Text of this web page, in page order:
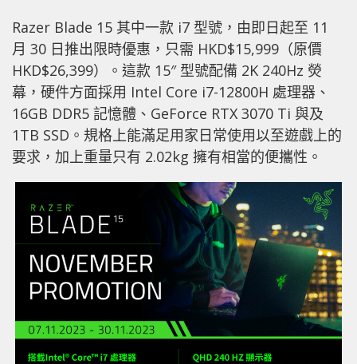
Razer Blade 15 其中一款 i7 型號，由即日起至 11
月 30 日推出限時優惠，只需 HKD$15,999（原價
HKD$26,399）。這款 15″ 型號配備 2K 240Hz 熒
幕，硬件方面採用 Intel Core i7-12800H 處理器、
16GB DDR5 記憶體、GeForce RTX 3070 Ti 與及
1TB SSD。規格上能滿足用家日常使用以至遊戲上的
要求，加上重量只有 2.02kg 擁有相當的便攜性。